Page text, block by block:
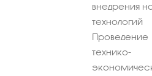
внедрения
технологий
Проведение
технико-